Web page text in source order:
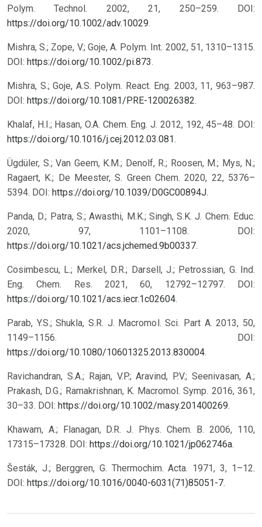
Polym. Technol. 2002, 21, 250–259. DOI:
https://doi.org/10.1002/adv.10029.
Mishra, S.; Zope, V.; Goje, A. Polym. Int. 2002, 51, 1310–1315.
DOI: https://doi.org/10.1002/pi.873.
Mishra, S.; Goje, A.S. Polym. React. Eng. 2003, 11, 963–987.
DOI: https://doi.org/10.1081/PRE-120026382.
Khalaf, H.I.; Hasan, O.A. Chem. Eng. J. 2012, 192, 45–48. DOI:
https://doi.org/10.1016/j.cej.2012.03.081.
Ügdüler, S.; Van Geem, K.M.; Denolf, R.; Roosen, M.; Mys, N.;
Ragaert, K.; De Meester, S. Green Chem. 2020, 22, 5376–
5394. DOI: https://doi.org/10.1039/D0GC00894J.
Panda, D.; Patra, S.; Awasthi, M.K.; Singh, S.K. J. Chem. Educ.
2020, 97, 1101–1108. DOI:
https://doi.org/10.1021/acs.jchemed.9b00337.
Cosimbescu, L.; Merkel, D.R.; Darsell, J.; Petrossian, G. Ind.
Eng. Chem. Res. 2021, 60, 12792–12797. DOI:
https://doi.org/10.1021/acs.iecr.1c02604.
Parab, Y.S.; Shukla, S.R. J. Macromol. Sci. Part A. 2013, 50,
1149–1156. DOI:
https://doi.org/10.1080/10601325.2013.830004.
Ravichandran, S.A.; Rajan, V.P.; Aravind, P.V.; Seenivasan, A.;
Prakash, D.G.; Ramakrishnan, K. Macromol. Symp. 2016, 361,
30–33. DOI: https://doi.org/10.1002/masy.201400269.
Khawam, A.; Flanagan, D.R. J. Phys. Chem. B. 2006, 110,
17315–17328. DOI: https://doi.org/10.1021/jp062746a.
Šesták, J.; Berggren, G. Thermochim. Acta. 1971, 3, 1–12.
DOI: https://doi.org/10.1016/0040-6031(71)85051-7.